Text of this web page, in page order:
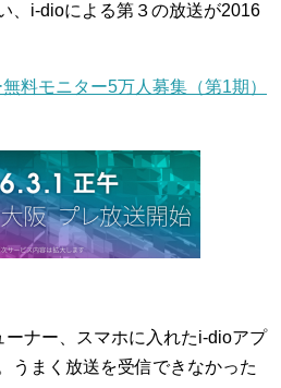
、i-dioによる第３の放送が2016
料モニター5万人募集（第1期）
ナー、スマホに入れたi-dioアプ
うまく放送を受信できなかった